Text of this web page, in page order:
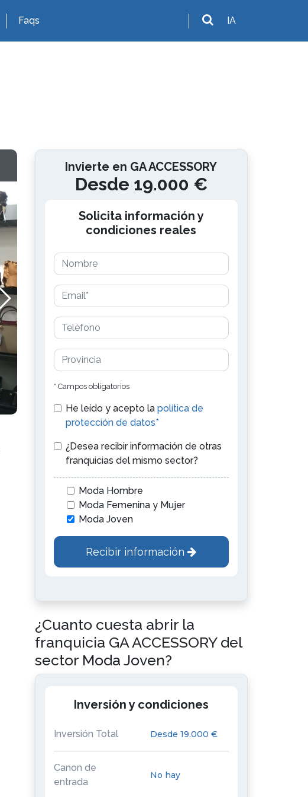
Faqs IA
Invierte en GA ACCESSORY
Desde 19.000 €
Solicita información y
condiciones reales
* Campos obligatorios
He leído y acepto la política de
protección de datos*
¿Desea recibir información de otras
franquicias del mismo sector?
Moda Hombre
Moda Femenina y Mujer
Moda Joven
Recibir información
¿Cuanto cuesta abrir la
franquicia GA ACCESSORY del
sector Moda Joven?
Inversión y condiciones
Inversión Total Desde 19.000 €
Canon de
entrada
No hay